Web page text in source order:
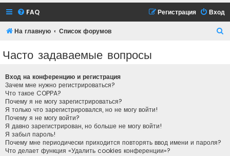
FAQ Вход
Регистрация
На главную Список форумов
Часто задаваемые вопросы
Вход на конференцию и регистрация
Зачем мне нужно регистрироваться?
Что такое COPPA?
Почему я не могу зарегистрироваться?
Я только что зарегистрировался, но не могу войти!
Почему я не могу войти?
Я давно зарегистрирован, но больше не могу войти!
Я забыл пароль!
Почему мне периодически приходится повторять ввод имени и пароля?
Что делает функция «Удалить cookies конференции»?